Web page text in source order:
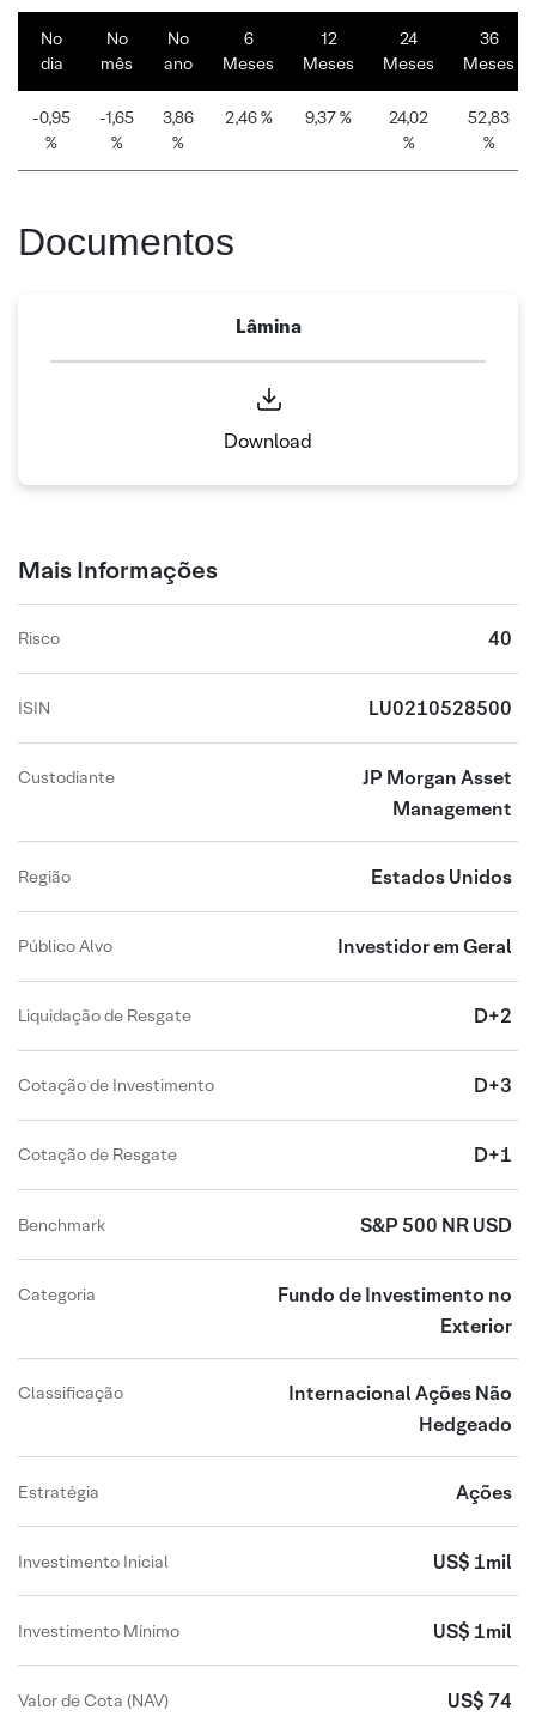
No
dia
No
mês
No
ano
6
Meses
12
Meses
24
Meses
36
Meses
-0,95
%
-1,65
%
3,86
%
2,46 % 9,37 %
24,02
%
52,83
%
Documentos
Lâmina
Download
Mais Informações
Risco 40
ISIN LU0210528500
Custodiante
JP Morgan Asset
Management
Região Estados Unidos
Público Alvo Investidor em Geral
Liquidação de Resgate D+2
Cotação de Investimento D+3
Cotação de Resgate D+1
Benchmark S&P 500 NR USD
Categoria
Fundo de Investimento no
Exterior
Classificação
Internacional Ações Não
Hedgeado
Estratégia Ações
Investimento Inicial US$ 1mil
Investimento Mínimo US$ 1mil
Valor de Cota (NAV) US$ 74